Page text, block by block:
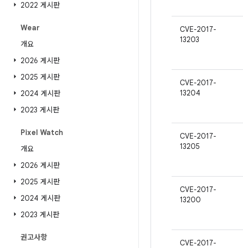
2022 게시판
Wear
개요
2026 게시판
2025 게시판
2024 게시판
2023 게시판
Pixel Watch
개요
2026 게시판
2025 게시판
2024 게시판
2023 게시판
권고사항
CVE-2017-
13203
CVE-2017-
13204
CVE-2017-
13205
CVE-2017-
13200
CVE-2017-